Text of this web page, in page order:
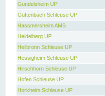
Gundelsheim UP
Guttenbach Schleuse UP
Hassmersheim AMS
Heidelberg UP
Heilbronn Schleuse UP
Hessigheim Schleuse UP
Hirschhorn Schleuse UP
Hofen Schleuse UP
Horkheim Schleuse UP